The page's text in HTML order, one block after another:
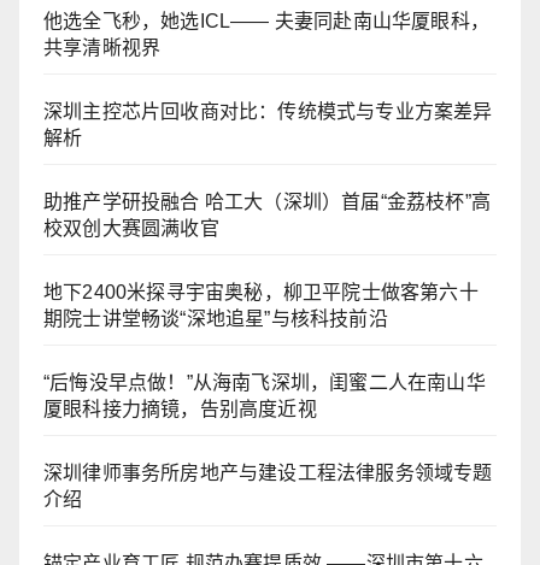
他选全飞秒，她选ICL—— 夫妻同赴南山华厦眼科，
共享清晰视界
深圳主控芯片回收商对比：传统模式与专业方案差异
解析
助推产学研投融合 哈工大（深圳）首届“金荔枝杯”高
校双创大赛圆满收官
地下2400米探寻宇宙奥秘，柳卫平院士做客第六十
期院士讲堂畅谈“深地追星”与核科技前沿
“后悔没早点做！”从海南飞深圳，闺蜜二人在南山华
厦眼科接力摘镜，告别高度近视
深圳律师事务所房地产与建设工程法律服务领域专题
介绍